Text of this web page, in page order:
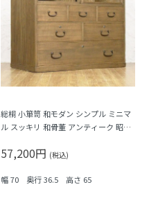
総桐 小箪笥 和モダン シンプル ミニマ
ル スッキリ 和骨董 アンティーク 昭和
57,200円 (税込)
幅 70 奥行 36.5 高さ 65